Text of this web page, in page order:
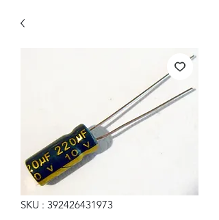
SKU : 392426431973